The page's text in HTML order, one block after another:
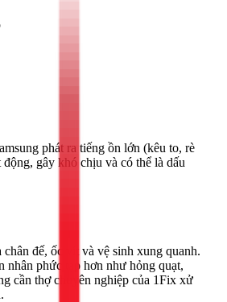
phát ra tiếng ồn lớn (kêu to, rè
động, gây khó chịu và có thể là dấu
chân đế, ốc vít và vệ sinh xung quanh.
nhân phức tạp hơn như hỏng quạt,
cần thợ chuyên nghiệp của 1Fix xử